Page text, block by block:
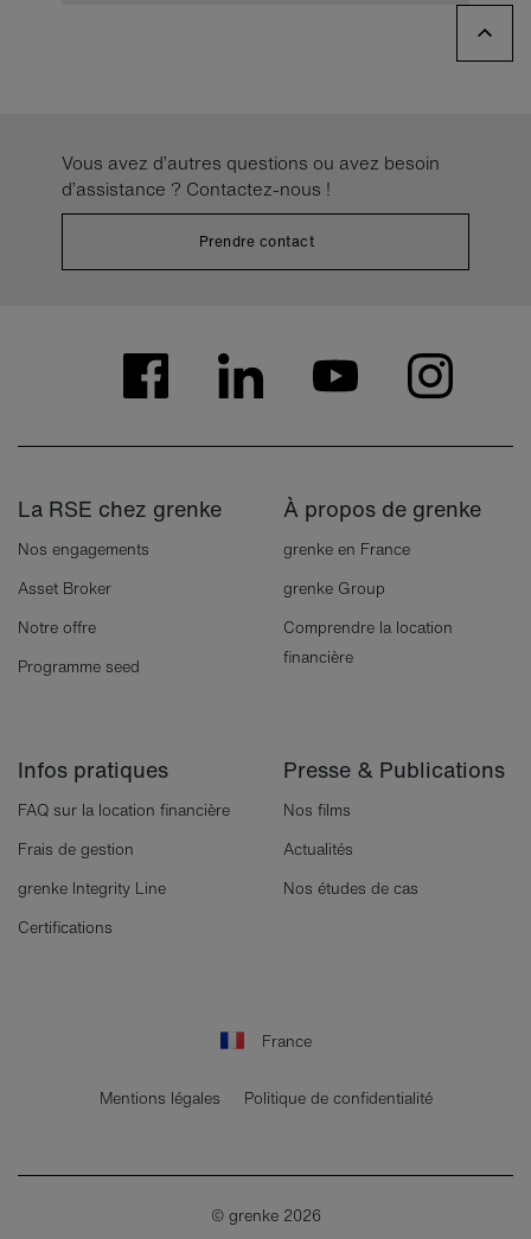
Vous avez d’autres questions ou avez besoin
d’assistance ? Contactez-nous !
Prendre contact
La RSE chez grenke
Nos engagements
Asset Broker
Notre offre
Programme seed
À propos de grenke
grenke en France
grenke Group
Comprendre la location
financière
Infos pratiques
FAQ sur la location financière
Frais de gestion
grenke Integrity Line
Certifications
Presse & Publications
Nos films
Actualités
Nos études de cas
France
Mentions légales Politique de confidentialité
© grenke 2026